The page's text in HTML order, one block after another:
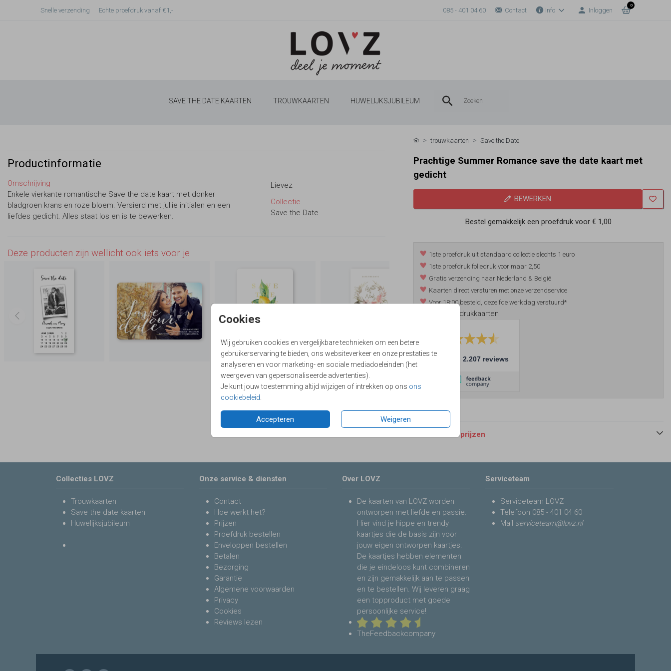
Snelle verzending Echte proefdruk vanaf €1,- 085 - 401 04 60 Contact Info Inloggen
0
SAVE THE DATE KAARTEN TROUWKAARTEN HUWELIJKSJUBILEUM
Cookies
Wij gebruiken cookies en vergelijkbare technieken om een betere
gebruikerservaring te bieden, ons websiteverkeer en onze prestaties te
analyseren en voor marketing- en sociale mediadoeleinden (het
weergeven van gepersonaliseerde advertenties).
Je kunt jouw toestemming altijd wijzigen of intrekken op ons ons
cookiebeleid
Accepteren Weigeren
Productinformatie
Omschrijving
Enkele vierkante romantische Save the date kaart met donker
bladgroen krans en roze bloem. Versierd met jullie initialen en een
liefdes gedicht. Alles staat los en is te bewerken.
Lievez
Collectie
Save the Date
Deze producten zijn wellicht ook iets voor je
trouwkaarten Save the Date
Prachtige Summer Romance save the date kaart met
gedicht
BEWERKEN
Bestel gemakkelijk een proefdruk voor€ 1,00
1ste proefdruk uit standaard collectie slechts 1 euro
1ste proefdruk foliedruk voor maar 2,50
Gratis verzending naar Nederland & België
Kaarten direct versturen met onze verzendservice
Voor 18:00 besteld, dezelfde werkdag verstuurd*
*m.u.v. foliedrukkaarten
9.4 2.207 reviews
Formaten en prijzen
Collecties LOVZ
Trouwkaarten
Save the date kaarten
Huwelijksjubileum
Onze service & diensten
Contact
Hoe werkt het?
Prijzen
Proefdruk bestellen
Enveloppen bestellen
Betalen
Bezorging
Garantie
Algemene voorwaarden
Privacy
Cookies
Reviews lezen
Over LOVZ
De kaarten van LOVZ worden
ontworpen met liefde en passie.
Hier vind je hippe en trendy
kaartjes die de basis zijn voor
jouw eigen ontworpen kaartjes.
De kaartjes hebben elementen
die je eindeloos kunt combineren
en zijn gemakkelijk aan te passen
en te bestellen. Wij leveren graag
een topproduct met goede
persoonlijke service!
TheFeedbackcompany
Serviceteam
Serviceteam LOVZ
Telefoon 085 - 401 04 60
Mail serviceteam@lovz.nl